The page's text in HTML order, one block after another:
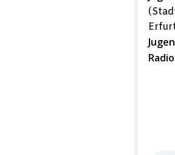
Radio